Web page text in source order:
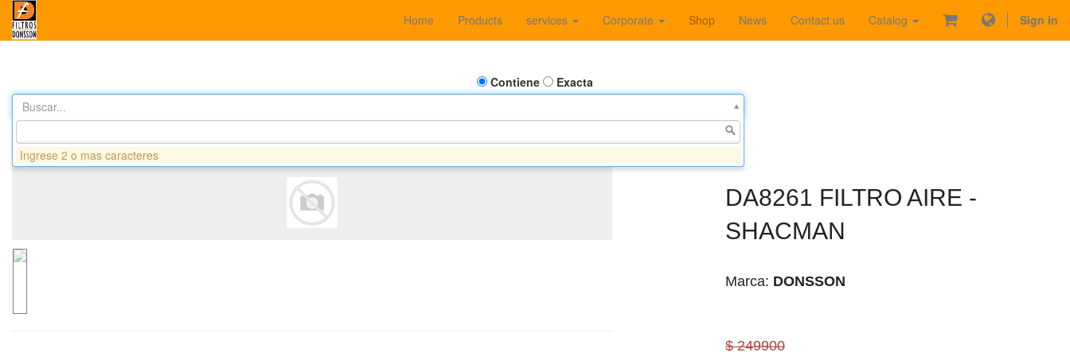
Home Products services Corporate Shop News Contact us Catalog Sign in
Contiene
Exacta
Buscar...
DA8261 FILTRO AIRE -
SHACMAN
Marca: DONSSON
$ 249900
Ingrese 2 o mas caracteres